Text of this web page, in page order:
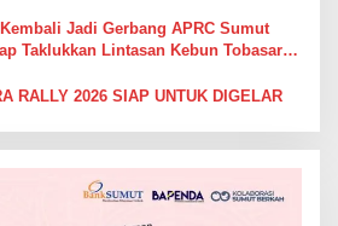
Jadi Gerbang APRC Sumut
Taklukkan Lintasan Kebun Tobasari
RALLY 2026 SIAP UNTUK DIGELAR